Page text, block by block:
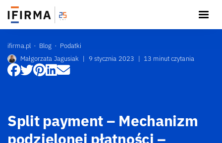
ifirma.pl Blog
Podatki
Małgorzata Jagusiak | 9 stycznia 2023 | 13 minut czytania
Split payment – Mechanizm
podzielonej płatności –